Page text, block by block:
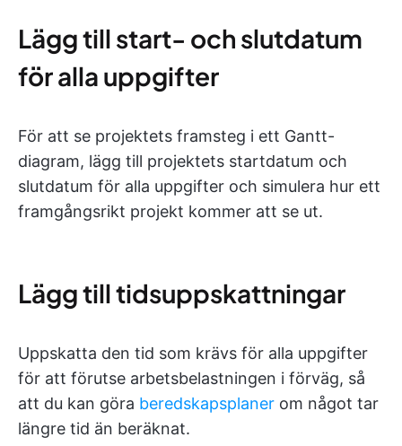
Lägg till start- och slutdatum
för alla uppgifter
För att se projektets framsteg i ett Gantt-
diagram, lägg till projektets startdatum och
slutdatum för alla uppgifter och simulera hur ett
framgångsrikt projekt kommer att se ut.
Lägg till tidsuppskattningar
Uppskatta den tid som krävs för alla uppgifter
för att förutse arbetsbelastningen i förväg, så
att du kan göra beredskapsplaner om något tar
längre tid än beräknat.